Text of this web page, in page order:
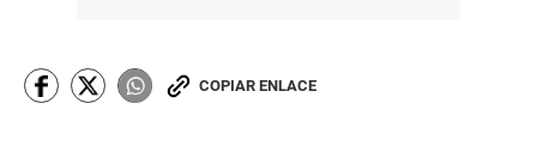
COPIAR ENLACE